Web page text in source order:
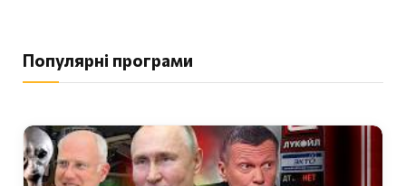
Популярні програми